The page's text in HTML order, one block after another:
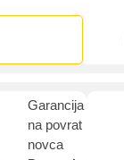
Garancija
na povrat
novca
ispod.